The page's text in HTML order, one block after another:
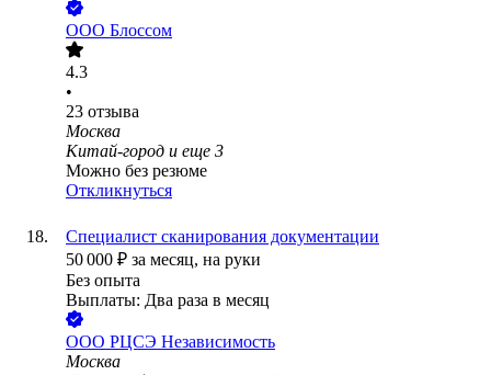
ООО Блоссом
4.3
•
23 отзыва
Москва
Китай-город и еще 3
Можно без резюме
Откликнуться
Специалист сканирования документации
50 000 ₽ за месяц, на руки
Без опыта
Выплаты: Два раза в месяц
ООО РЦСЭ Независимость
Москва